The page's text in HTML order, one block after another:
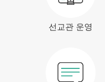
선교관 운영